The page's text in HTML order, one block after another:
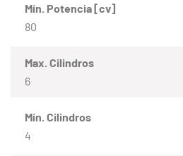
Mín. Potencia [cv]
80
Max. Cilindros
6
Mín. Cilindros
4